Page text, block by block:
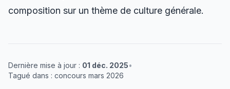
composition sur un thème de culture générale.
Dernière mise à jour : 01 déc. 2025•
Tagué dans : concours mars 2026